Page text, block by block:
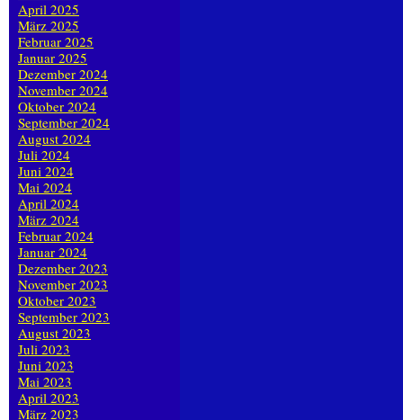
April 2025
März 2025
Februar 2025
Januar 2025
Dezember 2024
November 2024
Oktober 2024
September 2024
August 2024
Juli 2024
Juni 2024
Mai 2024
April 2024
März 2024
Februar 2024
Januar 2024
Dezember 2023
November 2023
Oktober 2023
September 2023
August 2023
Juli 2023
Juni 2023
Mai 2023
April 2023
März 2023